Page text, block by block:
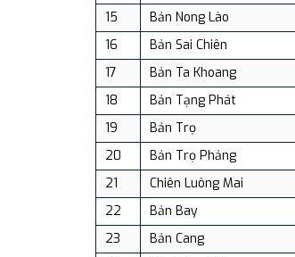
15
Bản Nong Lào
16
Bản Sai Chiên
17
Bản Ta Khoang
18
Bản Tạng Phát
19
Bản Trọ
20
Bản Trọ Phảng
21
Chiên Luông Mai
22
Bản Bay
23
Bản Cang